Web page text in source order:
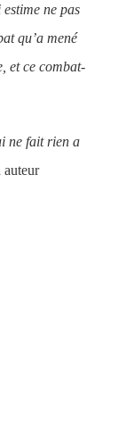
ne pas
qu’a mené
et ce combat-
ne fait rien a
auteur